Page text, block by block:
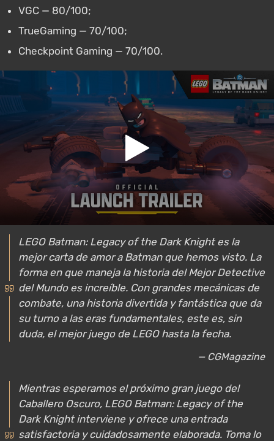
VGC — 80/100;
TrueGaming — 70/100;
Checkpoint Gaming — 70/100.
LEGO Batman: Legacy of the Dark Knight es la
mejor carta de amor a Batman que hemos visto. La
forma en que maneja la historia del Mejor Detective
del Mundo es increíble. Con grandes mecánicas de
combate, una historia divertida y fantástica que da
su turno a las eras fundamentales, este es, sin
duda, el mejor juego de LEGO hasta la fecha.
— CGMagazine
Mientras esperamos el próximo gran juego del
Caballero Oscuro, LEGO Batman: Legacy of the
Dark Knight interviene y ofrece una entrada
satisfactoria y cuidadosamente elaborada. Toma lo